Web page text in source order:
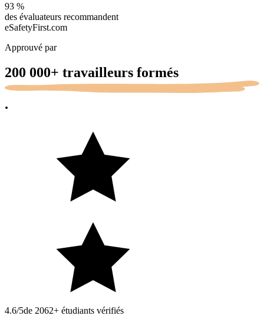
93 %
des évaluateurs recommandent
eSafetyFirst.com
Approuvé par
200 000+ travailleurs formés
.
4.6/5de 2062+ étudiants vérifiés